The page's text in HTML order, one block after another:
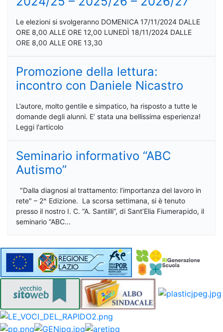
Le elezioni si svolgeranno DOMENICA 17/11/2024 DALLE
ORE 8,00 ALLE ORE 12,00 LUNEDÌ 18/11/2024 DALLE
ORE 8,00 ALLE ORE 13,30
Promozione della lettura:
incontro con Daniele Nicastro
L’autore, molto gentile e simpatico, ha risposto a tutte le
domande degli alunni. E’ stata una bellissima esperienza!
Leggi l'articolo
Seminario informativo “ABC
Autismo”
"Dalla diagnosi al trattamento: l’importanza del lavoro in
rete" – 2^ Edizione. La scorsa settimana, si è tenuto
presso il nostro I. C. “A. Santilli”, di Sant’Elia Fiumerapido, il
seminario “ABC...